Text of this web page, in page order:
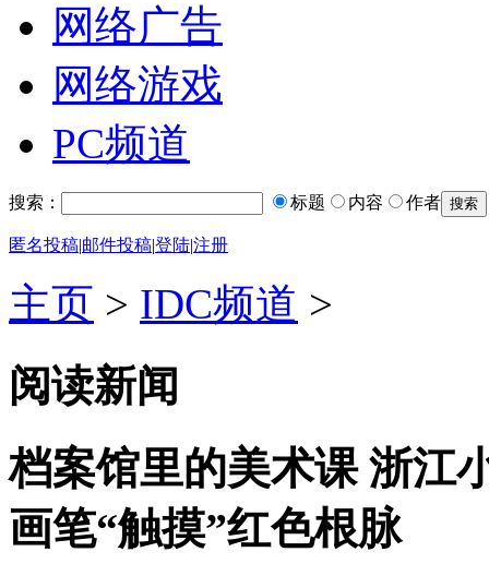
网络广告
网络游戏
PC频道
搜索： 标题 内容 作者
匿名投稿|邮件投稿|登陆|注册
主页 > IDC频道 >
阅读新闻
档案馆里的美术课 浙江
画笔“触摸”红色根脉